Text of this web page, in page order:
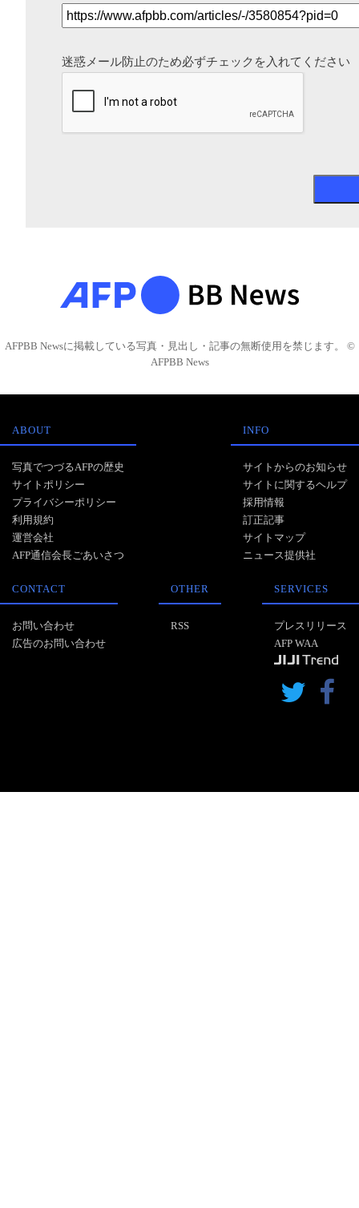
迷惑メール防止のため必ずチェックを入れてください
AFPBB Newsに掲載している写真・見出し・記事の無断使用を禁じます。 ©
AFPBB News
ABOUT
写真でつづるAFPの歴史
サイトポリシー
プライバシーポリシー
利用規約
運営会社
AFP通信会長ごあいさつ
INFO
サイトからのお知らせ
サイトに関するヘルプ
採用情報
訂正記事
サイトマップ
ニュース提供社
CONTACT
お問い合わせ
広告のお問い合わせ
OTHER
RSS
SERVICES
プレスリリース
AFP WAA